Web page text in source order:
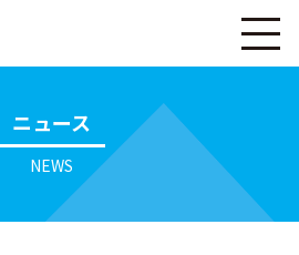
ニュース
NEWS